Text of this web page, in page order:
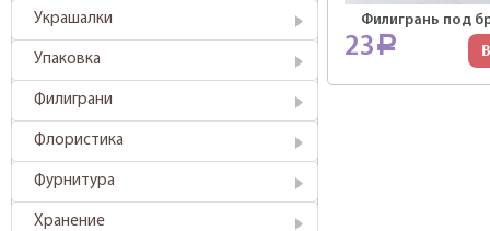
Украшалки
Упаковка
Филиграни
Флористика
Фурнитура
Хранение
Филигрань под
23 Р